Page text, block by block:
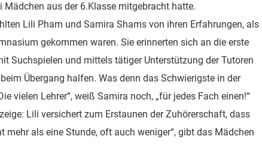
aus der 6.Klasse mitgebracht hatte.
Lili Pham und Samira Shams von ihren Erfahrungen, als
gekommen waren. Sie erinnerten sich an die erste
Suchspielen und mittels tätiger Unterstützung der Tutoren
Übergang halfen. Was denn das Schwierigste in der
vielen Lehrer“, weiß Samira noch, „für jedes Fach einen!“
Lili versichert zum Erstaunen der Zuhörerschaft, dass
mehr als eine Stunde, oft auch weniger“, gibt das Mädchen